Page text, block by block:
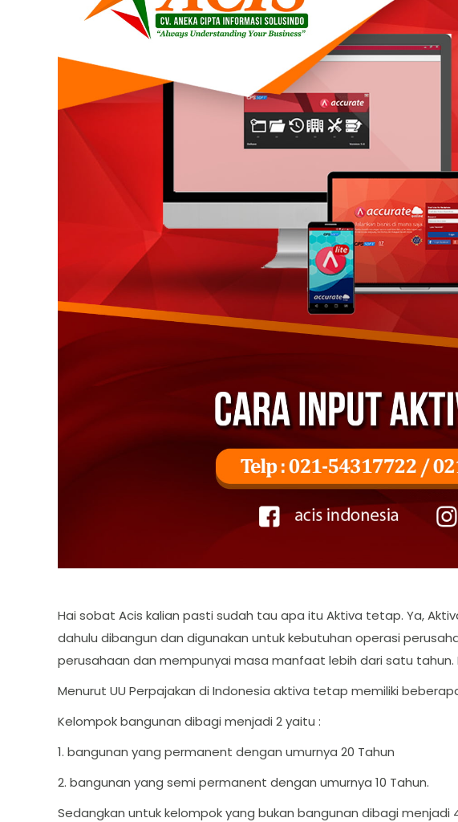
Hai sobat Acis kalian pasti sudah tau apa itu Aktiva tetap. Ya,
dahulu dibangun dan digunakan untuk kebutuhan operasi
perusahaan dan mempunyai masa manfaat lebih dari satu
Menurut UU Perpajakan di Indonesia aktiva tetap memiliki
Kelompok bangunan dibagi menjadi 2 yaitu :
1. bangunan yang permanent dengan umurnya 20 Tahun
2. bangunan yang semi permanent dengan umurnya 10 Tahun.
Sedangkan untuk kelompok yang bukan bangunan dibagi menjadi